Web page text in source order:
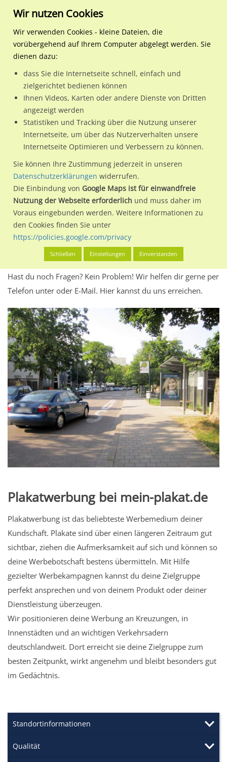
Regionale Plakatwerbung Bayern
Ingolstadt
Herschelstr. 17/We.re.
Herschelstr. 17/We.re.
85057 / Ingolstadt / Herschelstr.
Nutze günstige Werbemöglichkeiten am Standort
Herschelstr. 17/We.re.im Ortsteil Herschelstr.)in Ingolstadt.
Wir erheben für jede unserer Werbeflächen individuelle und
aktuelleStandortinformationenundLeistungswerte
kannst du dich schon vor der Buchung im Detail über den
Standort, seine Reichweite und Werbewirkung sowie
eventuelle Beschränkungen in den zugelassenen
Werbeinhalten informieren.
Alles klar? Dann findest du direkt im unteren Teil dieser Seite
Buchungdes Standorts.
Hast du noch Fragen? Kein Problem! Wir helfen dir gerne per
Telefon unter oder E-Mail. Hier kannst du uns erreichen.
Plakatwerbung bei mein-plakat.de
Plakatwerbung ist das beliebteste Werbemedium deiner
Kundschaft. Plakate sind über einen längeren Zeitraum gut
sichtbar, ziehen die Aufmerksamkeit auf sich und können so
deine Werbebotschaft bestens übermitteln. Mit Hilfe
gezielter Werbekampagnen kannst du deine Zielgruppe
perfekt ansprechen und von deinem Produkt oder deiner
Dienstleistung überzeugen.
Wir positionieren deine Werbung an Kreuzungen, in
Innenstädten und an wichtigen Verkehrsadern
deutschlandweit. Dort erreicht sie deine Zielgruppe zum
besten Zeitpunkt, wirkt angenehm und bleibt besonders gut
im Gedächtnis.
Standortinformationen
Qualität
Wir nutzen Cookies
Wir verwenden Cookies - kleine Dateien, die
vorübergehend auf Ihrem Computer abgelegt werden. Sie
dienen dazu:
dass Sie die Internetseite schnell, einfach und
zielgerichtet bedienen können
Ihnen Videos, Karten oder andere Dienste von Dritten
angezeigt werden
Statistiken und Tracking über die Nutzung unserer
Internetseite, um über das Nutzerverhalten unsere
Internetseite Optimieren und Verbessern zu können.
Sie können Ihre Zustimmung jederzeit in unseren
Datenschutzerklärungen widerrufen.
Die Einbindung von Google Maps ist für einwandfreie
Nutzung der Webseite erforderlich und muss daher im
Voraus eingebunden werden. Weitere Informationen zu
den Cookies finden Sie unter
https://policies.google.com/privacy
Schließen Einstellungen Einverstanden